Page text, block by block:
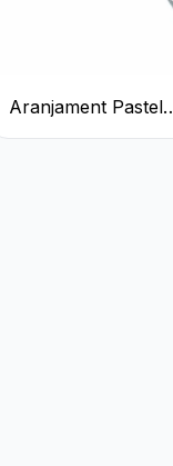
Aranjament Pastel
Verde în Cutie